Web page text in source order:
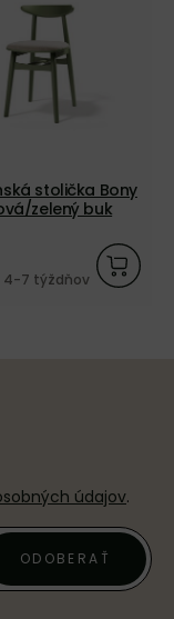
stolička Bony
zelený buk
4-7 týždňov
údajov.
ODOBERAŤ